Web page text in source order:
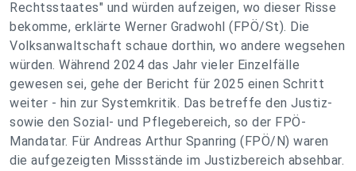
Rechtsstaates" und würden aufzeigen, wo dieser Risse
bekomme, erklärte Werner Gradwohl (FPÖ/St). Die
Volksanwaltschaft schaue dorthin, wo andere wegsehen
würden. Während 2024 das Jahr vieler Einzelfälle
gewesen sei, gehe der Bericht für 2025 einen Schritt
weiter - hin zur Systemkritik. Das betreffe den Justiz-
sowie den Sozial- und Pflegebereich, so der FPÖ-
Mandatar. Für Andreas Arthur Spanring (FPÖ/N) waren
die aufgezeigten Missstände im Justizbereich absehbar.